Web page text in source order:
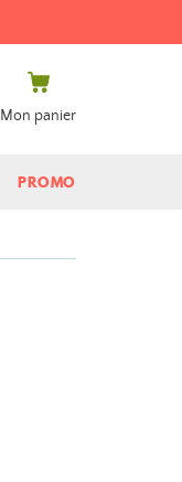
PROMO
Mon panier